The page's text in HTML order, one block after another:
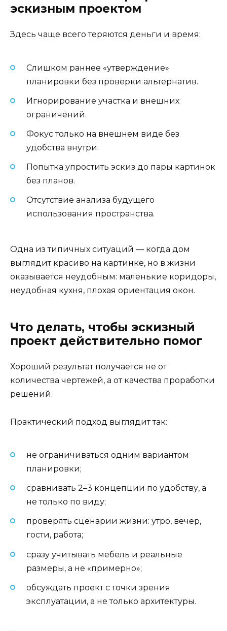
эскизным проектом
Здесь чаще всего теряются деньги и время:
Слишком раннее «утверждение»
планировки без проверки альтернатив.
Игнорирование участка и внешних
ограничений.
Фокус только на внешнем виде без
удобства внутри.
Попытка упростить эскиз до пары картинок
без планов.
Отсутствие анализа будущего
использования пространства.
Одна из типичных ситуаций — когда дом
выглядит красиво на картинке, но в жизни
оказывается неудобным: маленькие коридоры,
неудобная кухня, плохая ориентация окон.
Что делать, чтобы эскизный
проект действительно помог
Хороший результат получается не от
количества чертежей, а от качества проработки
решений.
Практический подход выглядит так:
не ограничиваться одним вариантом
планировки;
сравнивать 2–3 концепции по удобству, а
не только по виду;
проверять сценарии жизни: утро, вечер,
гости, работа;
сразу учитывать мебель и реальные
размеры, а не «примерно»;
обсуждать проект с точки зрения
эксплуатации, а не только архитектуры.